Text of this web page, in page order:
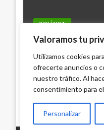
Valoramos tu
Utilizamos cookies
ofrecerte anuncios o
nuestro tráfico. Al
consentimiento para
Personalizar
POLÍTICA
Contraloría
Santander
ambiental
Giovanni Alarcón M.